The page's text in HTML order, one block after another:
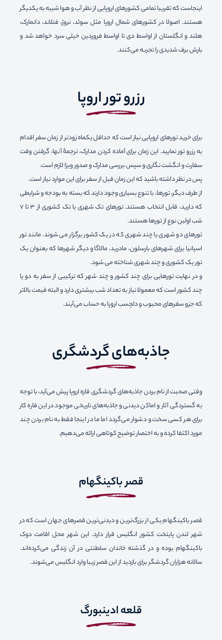
اینجاست که تقریبا تمامی کشورهای اروپایی از نظر آب و هوا شبیه به یکدیگر
هستند. اصولا در کشورهای شمال اروپا مثل سوئد، نروژ، فنلاند، دانمارک،
هلند و انگلستان از اواسط دی تا اواسط فروردین خیلی سرد خواهد شد و
بارش برف شدیدی را تجربه می‌کنند.
رزرو تور اروپا
برای خرید تورهای اروپایی نیاز است که حداقل یکماه زودتر از زمان سفر اقدام
به رزرو تور نمایید. این زمان برای آماده کردن مدارک، ترجمۀ آنها، گرفتن وقت
سفارت و انگشت نگاری و سپس بررسی مدارک و صدور ویزا لازم است.
پس در نظر داشته باشید که این زمان قبل از سفر برای این موارد نیاز است.
از طرف دیگر، تورها، با تنوع بسیاری وجود دارند که بسته به بودجه و شرایطی
که دارید، قابل انتخاب هستند. تورهای تک شهری یا تک کشوری از ۳ تا ۷
شب اولین نوع از تورها هستند.
تورهای دو شهری یا چند شهری که در یک کشور برگزار می شوند. مانند تور
اسپانیا برای شهرهای بارسلون، مادرید، مالاگا و دیگر شهرها که بعنوان یک
تور یک کشوری و چند شهری شناخته می شود.
و در نهایت تورهایی برای چند کشور و چند شهر که ترکیبی از سفر به دو یا
چند کشور است که معمولا نیاز به تعداد شب بیشتری دارد و البته قیمت بالاتر
که جزو سفرهای محبوب و دلچسب اروپا به حساب می‌آیند.
جاذبه‌های گردشگری
وقتی صحبت از نام بردن جاذبه‌های گردشگری قاره اروپا پیش می‌آید، با توجه
به گستردگی‌ آثار و اماکن دیدنی و جاذبه‌های تاریخی موجود در این قاره کار
برای هر کسی سخت و دشوار می‌گردد اما ما در اینجا فقط به نام بردن چند
مورد اکتفا کرده و به اختصار توضیح کوتاهی ارائه می‌دهیم.
قصر باکینگهام
قصر باکینگهام یکی از بزرگ‌ترین و دیدنی‌ترین قصرهای جهان است که در
شهر لندن پایتخت کشور انگلیس قرار دارد. این شهر محل اقامت دوک
باکینگهام بوده و در گذشته خاندان سلطنتی در آن زندگی می‌کرده‌اند.
سالانه هزاران گردشگر برای بازدید از این قصر زیبا وارد انگلیس می‌شوند.
قلعه ادینبورگ